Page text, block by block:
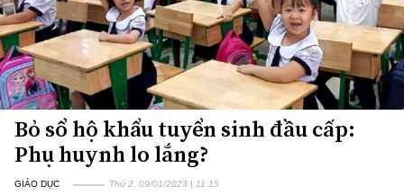
Bỏ sổ hộ khẩu tuyển sinh đầu cấp:
Phụ huynh lo lắng?
GIÁO DỤC Thứ 2, 09/01/2023 | 11:15